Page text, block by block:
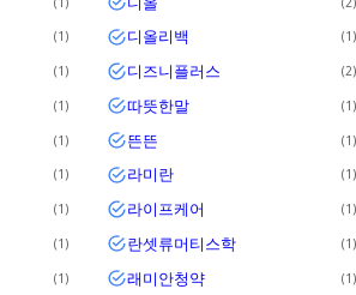
1 디올리백 1
1 디즈니플러스 2
1 따뜻한말 1
1 뜬뜬 1
1 라미란 1
1 라이프케어 1
1 란셋류머티스학 1
1 래미안청약 1